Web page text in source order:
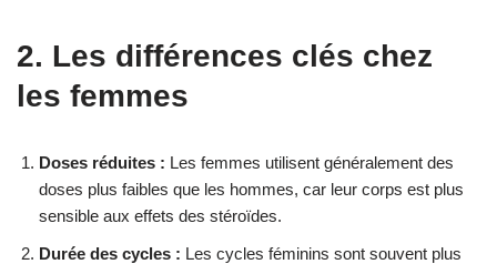
2. Les différences clés chez
les femmes
Doses réduites : Les femmes utilisent généralement des
doses plus faibles que les hommes, car leur corps est plus
sensible aux effets des stéroïdes.
Durée des cycles : Les cycles féminins sont souvent plus